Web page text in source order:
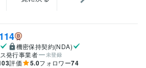
機密保持契約(NDA)
発行事業者
未登録
評価 5.0フォロワー74